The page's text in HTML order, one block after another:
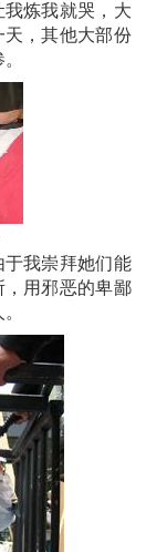
炼我就哭，大
，其他大部份
我崇拜她们能
用邪恶的卑鄙